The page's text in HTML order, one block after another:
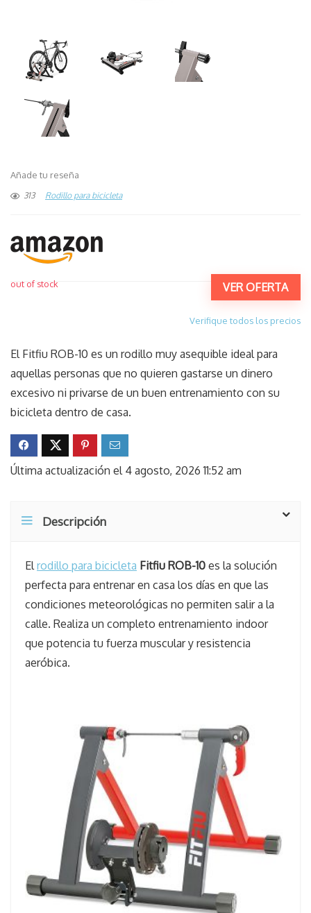
Añade tu reseña
313 Rodillo para bicicleta
VER OFERTA
out of stock
Verifique todos los precios
El Fitfiu ROB-10 es un rodillo muy asequible ideal para
aquellas personas que no quieren gastarse un dinero
excesivo ni privarse de un buen entrenamiento con su
bicicleta dentro de casa.
Última actualización el 4 agosto, 2026 11:52 am
Descripción
Elrodillo para bicicleta Fitfiu ROB-10 es la solución
perfecta para entrenar en casa los días en que las
condiciones meteorológicas no permiten salir a la
calle. Realiza un completo entrenamiento indoor
que potencia tu fuerza muscular y resistencia
aeróbica.